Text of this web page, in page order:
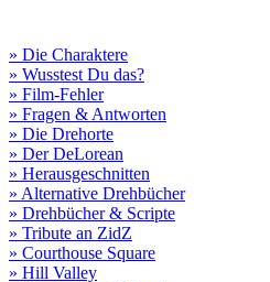
» Die Charaktere
» Wusstest Du das?
» Film-Fehler
» Fragen & Antworten
» Die Drehorte
» Der DeLorean
» Herausgeschnitten
» Alternative Drehbücher
» Drehbücher & Scripte
» Tribute an ZidZ
» Courthouse Square
» Hill Valley